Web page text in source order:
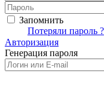
Запомнить
Потеряли пароль ?
Авторизация
Генерация пароля